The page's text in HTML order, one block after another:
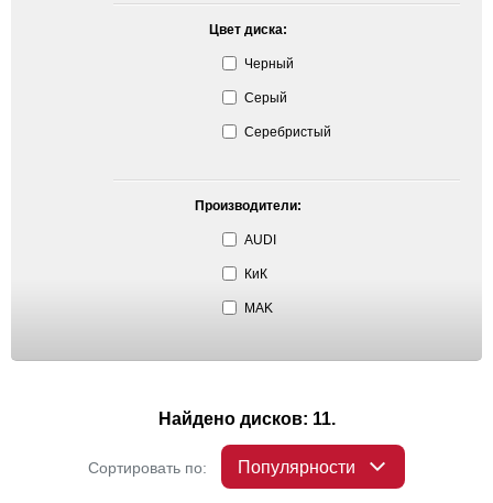
Цвет диска:
Черный
Серый
Серебристый
Производители:
AUDI
КиК
MAK
Найдено дисков: 11.
Сортировать по: Популярности